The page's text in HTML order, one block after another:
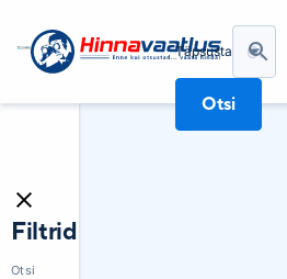
Täpsusta
Otsi
Filtrid
Otsi